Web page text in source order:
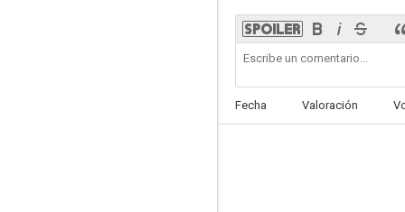
--
Fecha Valoración